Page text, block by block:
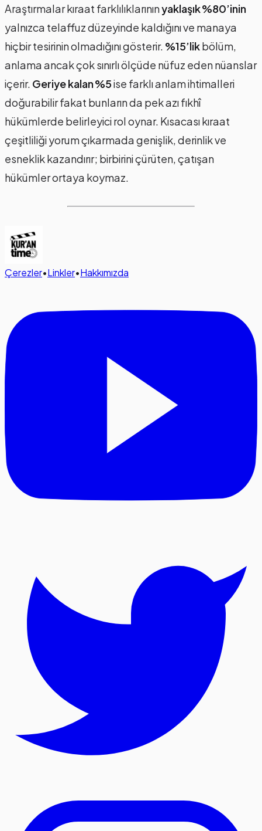
Araştırmalar kıraat farklılıklarınınyaklaşık %80’inin
yalnızca telaffuz düzeyinde kaldığını ve manaya
hiçbir tesirinin olmadığını gösterir. %15’likbölüm,
anlama ancak çok sınırlı ölçüde nüfuz eden nüanslar
içerir. Geriye kalan %5ise farklı anlam ihtimalleri
doğurabilir fakat bunların da pek azı fıkhî
hükümlerde belirleyici rol oynar. Kısacası kıraat
çeşitliliği yorum çıkarmada genişlik, derinlik ve
esneklik kazandırır; birbirini çürüten, çatışan
hükümler ortaya koymaz.
Çerezler•Linkler•Hakkımızda